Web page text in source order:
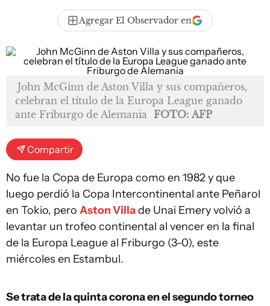
Agregar El Observador en
John McGinn de Aston Villa y sus compañeros,
celebran el título de la Europa League ganado
ante Friburgo de Alemania FOTO: AFP
Compartir
No fue la Copa de Europa como en 1982 y que
luego perdió la Copa Intercontinental ante Peñarol
en Tokio, pero Aston Villade Unai Emery volvió a
levantar un trofeo continental al vencer en la final
de la Europa League al Friburgo (3-0), este
miércoles en Estambul.
Se trata de la quinta corona en el segundo torneo